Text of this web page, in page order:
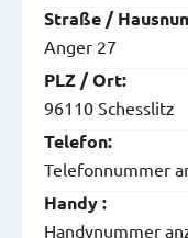
Straße /
Anger 27
PLZ / Ort:
96110 Schesslitz
Telefon:
Telefonnummer
Handy :
Handynummer